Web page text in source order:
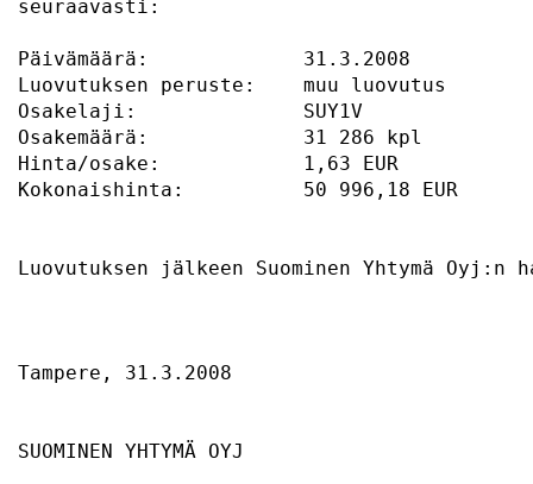
Päivämäärä:
Luovutuksen
Osakelaji:
Osakemäärä:
Hinta/osake:
Kokonaishinta:
Luovutuksen jälkeen Suominen Yhtymä
Tampere,
SUOMINEN